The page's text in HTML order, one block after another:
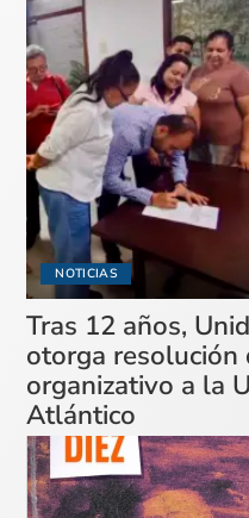
NOTICIAS
Tras 12 años,
otorga
organizativo a la
Atlántico